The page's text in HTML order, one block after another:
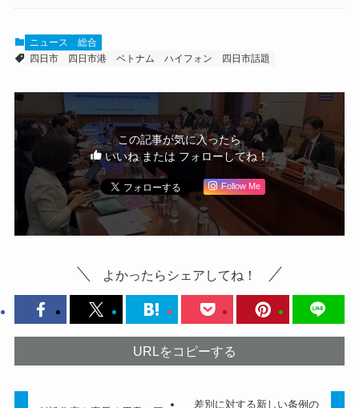
ニュース
総合
四日市
四日市港 ベトナム ハイフォン 四日市話題
この記事が気に入ったら
いいね または フォローしてね！
Follow Me
よかったらシェアしてね！
URLをコピーする
差別に対する新しい条例の